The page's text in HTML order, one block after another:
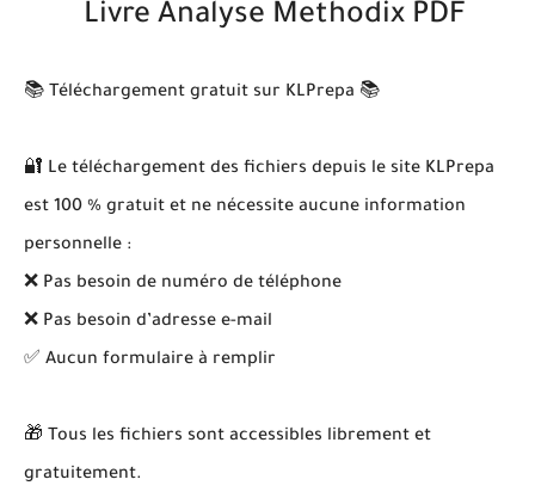
Livre Analyse Methodix PDF
📚 Téléchargement gratuit sur KLPrepa 📚
🔐 Le téléchargement des fichiers depuis le site KLPrepa
est 100 % gratuit et ne nécessite aucune information
personnelle :
❌ Pas besoin de numéro de téléphone
❌ Pas besoin d’adresse e-mail
✅ Aucun formulaire à remplir
🎁 Tous les fichiers sont accessibles librement et
gratuitement.